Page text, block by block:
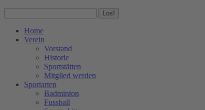
page
opens
page
opens
Home
Verein
Vorstand
Historie
Sportstätten
Mitglied werden
Sportarten
Badminton
Fussball